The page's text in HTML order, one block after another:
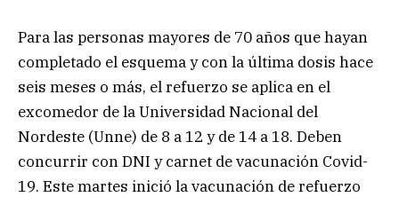
Para las personas mayores de 70 años que hayan
completado el esquema y con la última dosis hace
seis meses o más, el refuerzo se aplica en el
excomedor de la Universidad Nacional del
Nordeste (Unne) de 8 a 12 y de 14 a 18. Deben
concurrir con DNI y carnet de vacunación Covid-
19. Este martes inició la vacunación de refuerzo